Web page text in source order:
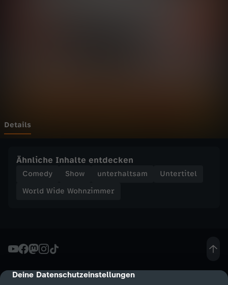
cmp-dialog-description
Deine Datenschutzeinstellungen
n
i
e
r
Details
Ähnliche Inhalte entdecken
Comedy Show unterhaltsam
Untertitel
World Wide Wohnzimmer